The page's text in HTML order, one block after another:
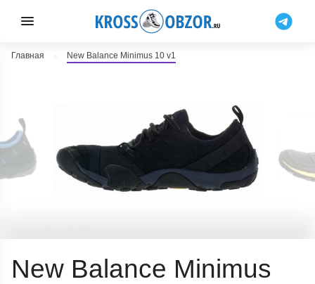
Главная New Balance Minimus 10 v1
New Balance Minimus